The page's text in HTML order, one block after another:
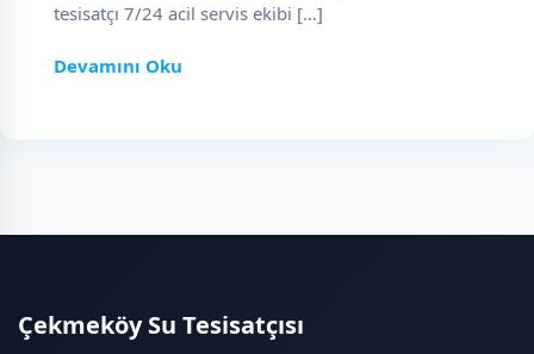
tesisatçı 7/24 acil servis ekibi […]
Devamını Oku
Çekmeköy Su Tesisatçısı